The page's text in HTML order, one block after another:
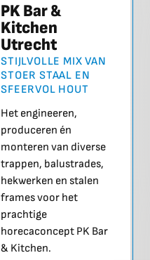
PK Bar &
Kitchen
Utrecht
STIJLVOLLE MIX VAN
STOER STAAL EN
SFEERVOL HOUT
Het engineeren,
produceren én
monteren van diverse
trappen, balustrades,
hekwerken en stalen
frames voor het
prachtige
horecaconcept PK Bar
& Kitchen.